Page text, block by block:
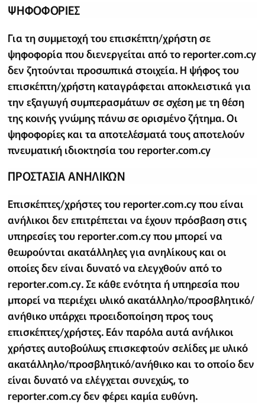
ΨΗΦΟΦΟΡΙΕΣ
Για τη συμμετοχή του επισκέπτη/χρήστη σε
ψηφοφορία που διενεργείται από το reporter.com.cy
δεν ζητούνται προσωπικά στοιχεία. Η ψήφος του
επισκέπτη/χρήστη καταγράφεται αποκλειστικά για
την εξαγωγή συμπερασμάτων σε σχέση με τη θέση
της κοινής γνώμης πάνω σε ορισμένο ζήτημα. Οι
ψηφοφορίες και τα αποτελέσματά τους αποτελούν
πνευματική ιδιοκτησία τoυ reporter.com.cy
ΠΡΟΣΤΑΣΙΑ ΑΝΗΛΙΚΩΝ
Επισκέπτες/χρήστες του reporter.com.cy που είναι
ανήλικοι δεν επιτρέπεται να έχουν πρόσβαση στις
υπηρεσίες του reporter.com.cy που μπορεί να
θεωρούνται ακατάλληλες για ανηλίκους και οι
οποίες δεν είναι δυνατό να ελεγχθούν από το
reporter.com.cy. Σε κάθε ενότητα ή υπηρεσία που
μπορεί να περιέχει υλικό ακατάλληλο/προσβλητικό/
ανήθικο υπάρχει προειδοποίηση προς τους
επισκέπτες/χρήστες. Εάν παρόλα αυτά ανήλικοι
χρήστες αυτοβούλως επισκεφτούν σελίδες με υλικό
ακατάλληλο/προσβλητικό/ανήθικο και το οποίο δεν
είναι δυνατό να ελέγχεται συνεχώς, το
reporter.com.cy δεν φέρει καμία ευθύνη.